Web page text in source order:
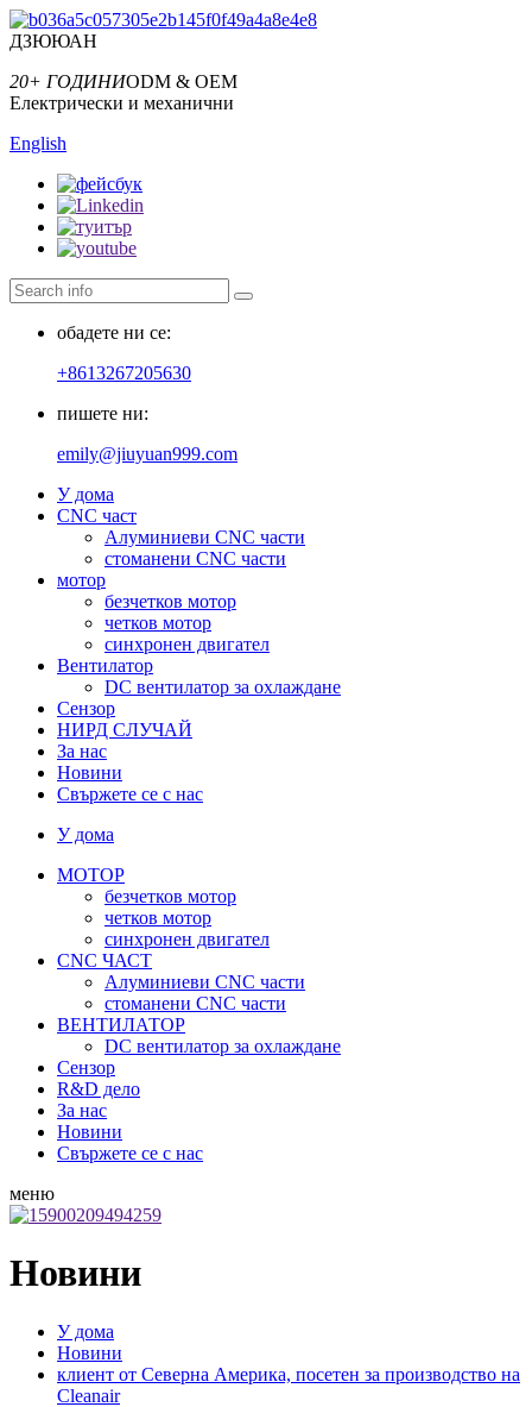
ДЗЮЮАН
20+ ГОДИНИODM & OEM
Електрически и механични
English
обадете ни се:
+8613267205630
пишете ни:
emily@jiuyuan999.com
У дома
CNC част
Алуминиеви CNC части
стоманени CNC части
мотор
безчетков мотор
четков мотор
синхронен двигател
Вентилатор
DC вентилатор за охлаждане
Сензор
НИРД СЛУЧАЙ
За нас
Новини
Свържете се с нас
У дома
МОТОР
безчетков мотор
четков мотор
синхронен двигател
CNC ЧАСТ
Алуминиеви CNC части
стоманени CNC части
ВЕНТИЛАТОР
DC вентилатор за охлаждане
Сензор
R&D дело
За нас
Новини
Свържете се с нас
меню
Новини
У дома
Новини
клиент от Северна Америка, посетен за производство на
Cleanair